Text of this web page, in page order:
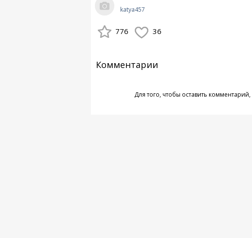
katya457
776 36
Комментарии
Для того, чтобы оставить комментарий,